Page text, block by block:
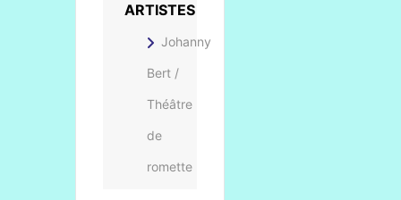
ARTISTES
Johanny
Bert /
Théâtre
de
romette